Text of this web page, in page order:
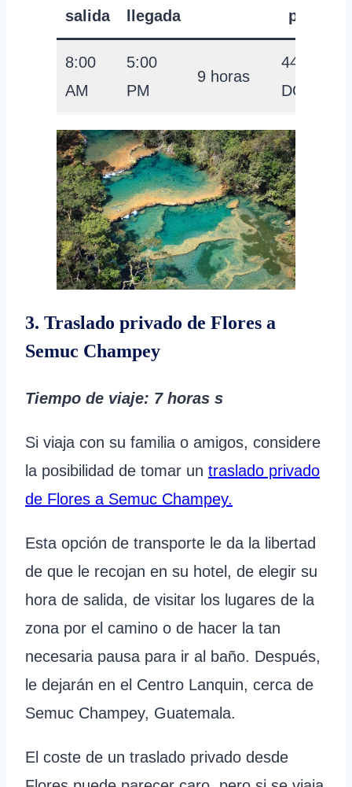
salida
llegada
persona
8:00
AM
5:00
PM
9 horas
44
3. Traslado privado de Flores a
Semuc Champey
Tiempo de viaje: 7 horas s
Si viaja con su familia o amigos, considere
la posibilidad de tomar un traslado privado
de Flores a Semuc Champey.
Esta opción de transporte le da la libertad
de que le recojan en su hotel, de elegir su
hora de salida, de visitar los lugares de la
zona por el camino o de hacer la tan
necesaria pausa para ir al baño. Después,
le dejarán en el Centro Lanquin, cerca de
Semuc Champey, Guatemala.
El coste de un traslado privado desde